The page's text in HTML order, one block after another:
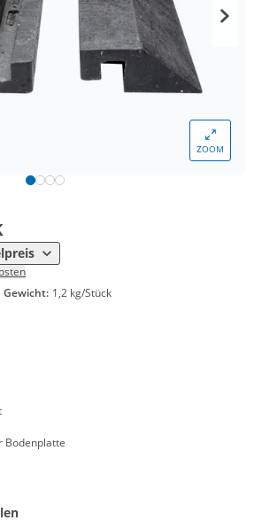
ZOOM
Gewicht: 1,2 kg/Stück
Bodenplatte